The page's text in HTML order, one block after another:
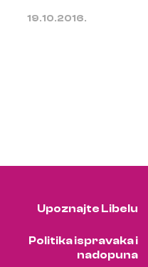
19.10.2016.
Upoznajte Libelu
Politika ispravaka i
nadopuna